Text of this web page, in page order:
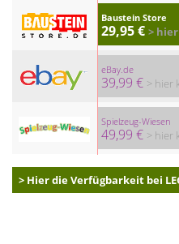
Baustein Store
29,95 € >
eBay.de
39,99 € > hier
Spielzeug-Wiesen
49,99 € > hier
> Hier die Verfügbarkeit bei